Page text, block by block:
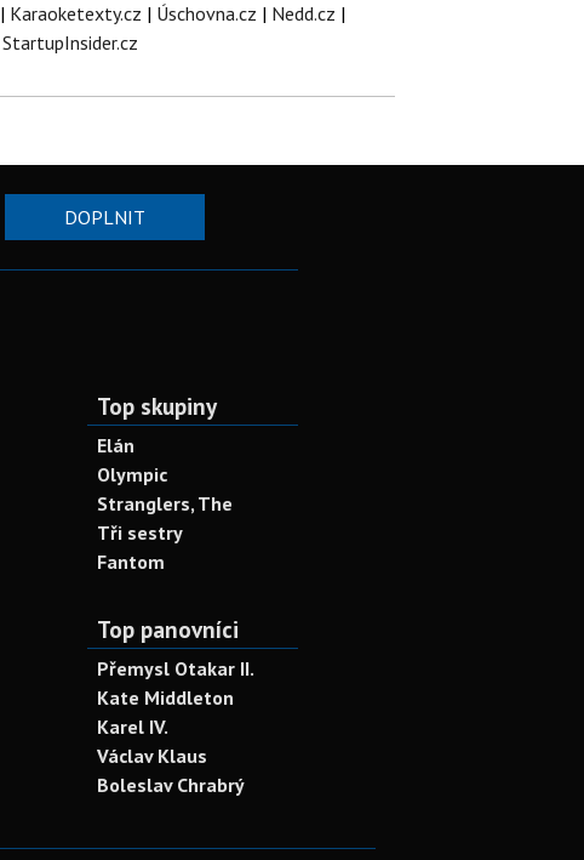
| Karaoketexty.cz | Úschovna.cz | Nedd.cz |
StartupInsider.cz
DOPLNIT
Top skupiny
Elán
Olympic
Stranglers, The
Tři sestry
Fantom
Top panovníci
Přemysl Otakar II.
Kate Middleton
Karel IV.
Václav Klaus
Boleslav Chrabrý